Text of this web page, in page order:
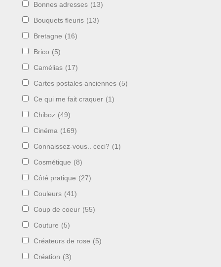
Bonnes adresses (13)
Bouquets fleuris (13)
Bretagne (16)
Brico (5)
Camélias (17)
Cartes postales anciennes (5)
Ce qui me fait craquer (1)
Chiboz (49)
Cinéma (169)
Connaissez-vous.. ceci? (1)
Cosmétique (8)
Côté pratique (27)
Couleurs (41)
Coup de coeur (55)
Couture (5)
Créateurs de rose (5)
Création (3)